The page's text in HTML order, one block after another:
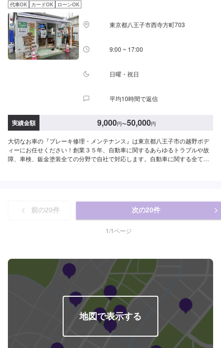
代車OK カードOK ローンOK
東京都八王子市西寺方町703
9:00 ~ 17:00
日曜・祝日
平均10時間で返信
実績金額 9,000円〜50,000円
大切なお車の『ブレーキ修理・メンテナンス』は東京都八王子市の越野ボデ
ィーにお任せください！創業３５年、自動車に関するあらゆるトラブルや故
障、車検、鈑金塗装全ての分野で自社で対応します。自動車に関する全ての
引き受けいたします【パーツの持ち込みOKです】持ち込み部品がある場合は
車種情報などを事前にお送りいただけるとスムーズです。【定休日・営業時
間】定休日：日曜日、祝日営業時間：9:00~18:00【1】オファーにてお問い
合わせ【2】お見積り【3】お見積りにご納得いただければ作業開始【4】仕
かねる場合もございます。【ご注意】入庫の際はお気をつけてお越しくださ
い。駐車スペースは事務所前の空いているスペースに駐車してください。受
付はスタッフへ「メンテモで予約しました」とお伝えください。ご案内いた
前の20件 次の20件
1/1ページ
地図で表示する